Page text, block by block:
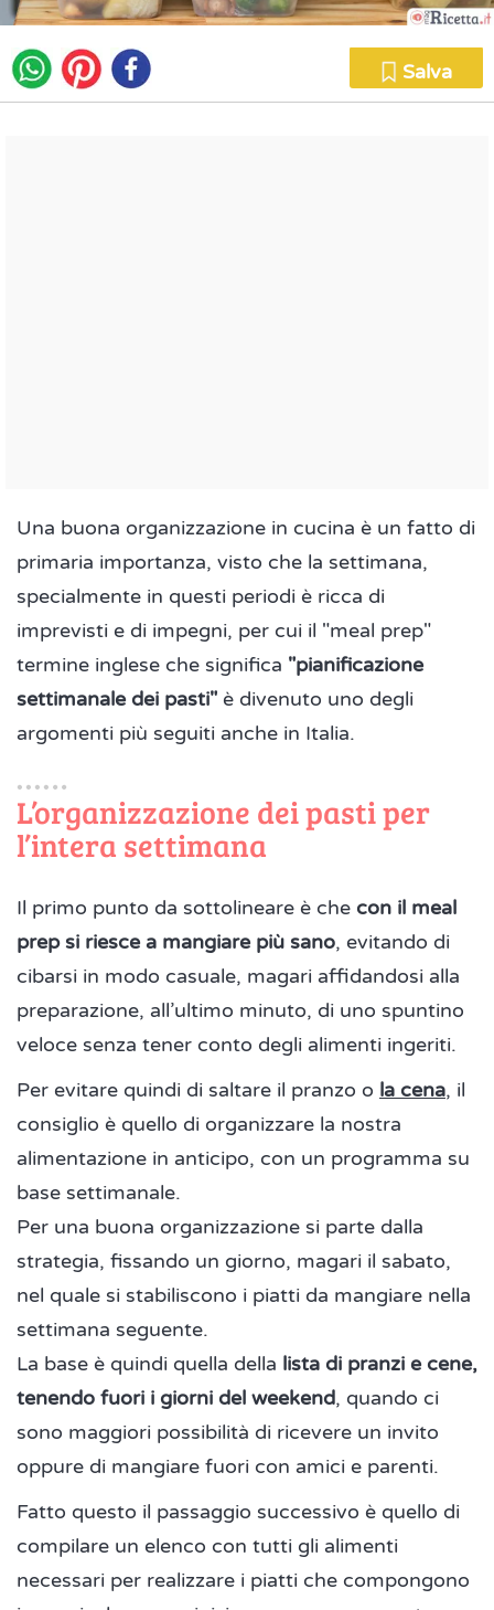
Salva
Una buona organizzazione in cucina è un fatto di
primaria importanza, visto che la settimana,
specialmente in questi periodi è ricca di
imprevisti e di impegni, per cui il "meal prep"
termine inglese che significa "pianificazione
settimanale dei pasti" è divenuto uno degli
argomenti più seguiti anche in Italia.
L’organizzazione dei pasti per
l’intera settimana
Il primo punto da sottolineare è che con il meal
prep si riesce a mangiare più sano, evitando di
cibarsi in modo casuale, magari affidandosi alla
preparazione, all’ultimo minuto, di uno spuntino
veloce senza tener conto degli alimenti ingeriti.
Per evitare quindi di saltare il pranzo o la cena, il
consiglio è quello di organizzare la nostra
alimentazione in anticipo, con un programma su
base settimanale.
Per una buona organizzazione si parte dalla
strategia, fissando un giorno, magari il sabato,
nel quale si stabiliscono i piatti da mangiare nella
settimana seguente.
La base è quindi quella della lista di pranzi e cene,
tenendo fuori i giorni del weekend, quando ci
sono maggiori possibilità di ricevere un invito
oppure di mangiare fuori con amici e parenti.
Fatto questo il passaggio successivo è quello di
compilare un elenco con tutti gli alimenti
necessari per realizzare i piatti che compongono